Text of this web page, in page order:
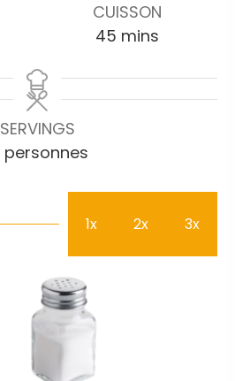
CUISSON
45 mins
SERVINGS
personnes
1x 2x 3x